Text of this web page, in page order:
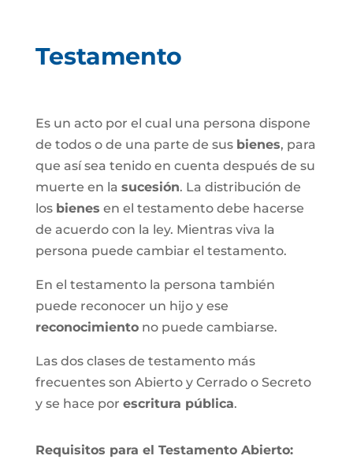
Testamento
Es un acto por el cual una persona dispone
de todos o de una parte de sus bienes, para
que así sea tenido en cuenta después de su
muerte en la sucesión. La distribución de
los bienes en el testamento debe hacerse
de acuerdo con la ley. Mientras viva la
persona puede cambiar el testamento.
En el testamento la persona también
puede reconocer un hijo y ese
reconocimientono puede cambiarse.
Las dos clases de testamento más
frecuentes son Abierto y Cerrado o Secreto
y se hace por escritura pública.
Requisitos para el Testamento Abierto: